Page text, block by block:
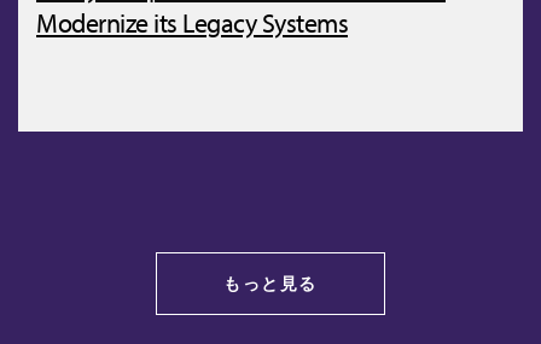
Modernize its Legacy Systems
もっと見る